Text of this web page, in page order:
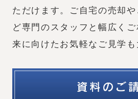
ただけます。
ご自宅の売却
ど専門のスタッフと幅広くご
来に向けたお気軽なご見学も